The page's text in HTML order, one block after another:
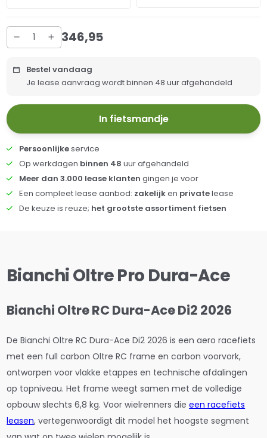
346,95
Bestel vandaag
Je lease aanvraag wordt binnen 48 uur afgehandeld
In fietsmandje
Persoonlijkeservice
Op werkdagen binnen 48 uur afgehandeld
Meer dan 3.000 lease klanten gingen je voor
Een compleet lease aanbod: zakelijken privatelease
De keuze is reuze; het grootste assortiment fietsen
Bianchi Oltre Pro Dura-Ace
Bianchi Oltre RC Dura-Ace Di2 2026
De Bianchi Oltre RC Dura-Ace Di2 2026 is een aero racefiets
met een full carbon Oltre RC frame en carbon voorvork,
ontworpen voor vlakke etappes en technische afdalingen
op topniveau. Het frame weegt samen met de volledige
opbouw slechts 6,8 kg. Voor wielrenners dieeen racefiets
leasen, vertegenwoordigt dit model het hoogste segment